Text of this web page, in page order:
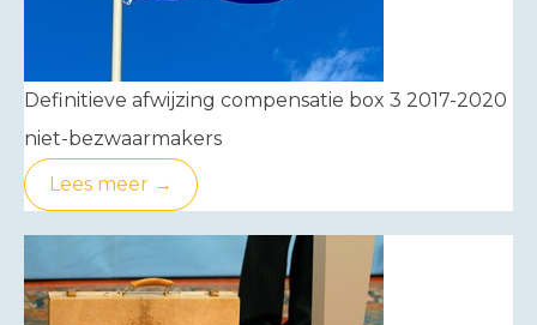
Definitieve afwijzing compensatie box 3 2017-2020
niet-bezwaarmakers
Lees meer →